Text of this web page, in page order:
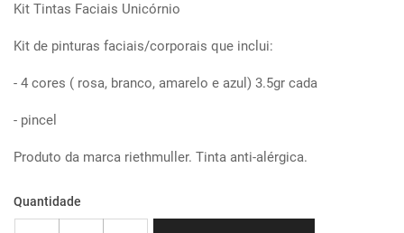
Kit Tintas Faciais Unicórnio
Kit de pinturas faciais/corporais que inclui:
- 4 cores ( rosa, branco, amarelo e azul) 3.5gr cada
- pincel
Produto da marca riethmuller. Tinta anti-alérgica.
Quantidade